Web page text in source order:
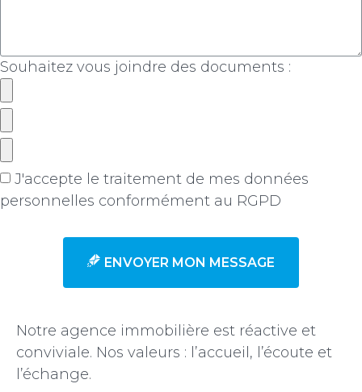
Souhaitez vous joindre des documents :
J'accepte le traitement de mes données
personnelles conformément au RGPD
ENVOYER MON MESSAGE
Notre agence immobilière est réactive et
conviviale. Nos valeurs : l’accueil, l’écoute et
l’échange.